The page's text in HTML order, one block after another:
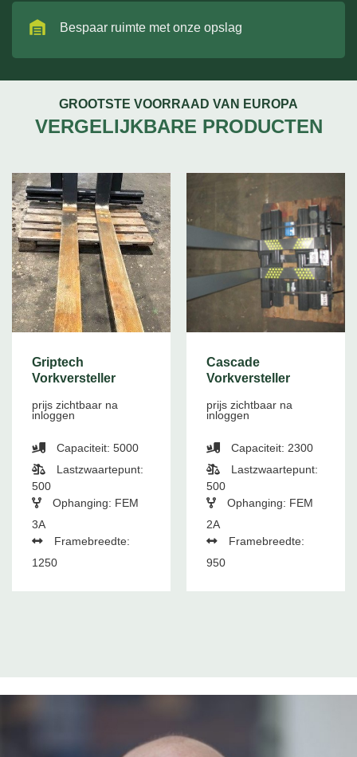
Bespaar ruimte met onze opslag
GROOTSTE VOORRAAD VAN EUROPA
VERGELIJKBARE PRODUCTEN
Griptech
Vorkversteller
prijs zichtbaar na
inloggen
Capaciteit: 5000
Lastzwaartepunt:
500
Ophanging: FEM
3A
Framebreedte:
1250
Cascade
Vorkversteller
prijs zichtbaar na
inloggen
Capaciteit: 2300
Lastzwaartepunt:
500
Ophanging: FEM
2A
Framebreedte:
950